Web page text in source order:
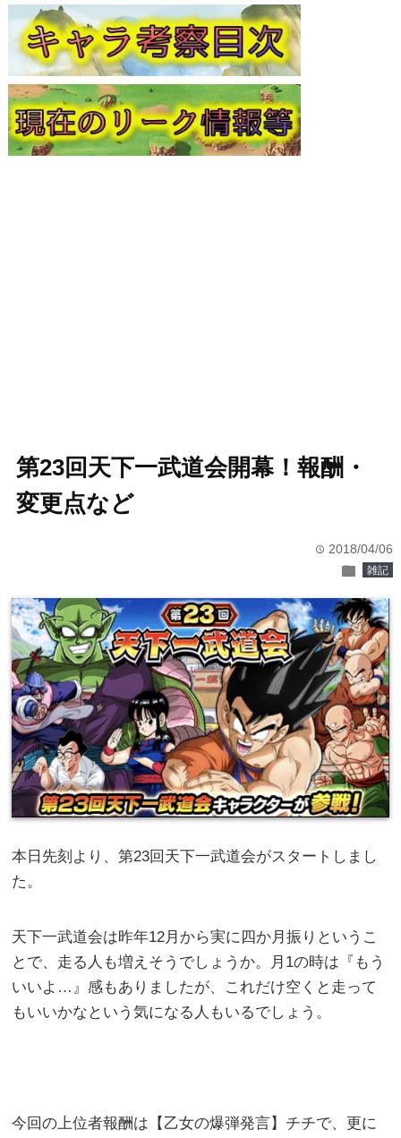
第23回天下一武道会開幕！報酬・
変更点など
time 2018/04/06
folder 雑記
本日先刻より、第23回天下一武道会がスタートしまし
た。
天下一武道会は昨年12月から実に四か月振りというこ
とで、走る人も増えそうでしょうか。月1の時は『もう
いいよ…』感もありましたが、これだけ空くと走って
もいいかなという気になる人もいるでしょう。
今回の上位者報酬は【乙女の爆弾発言】チチで、更に